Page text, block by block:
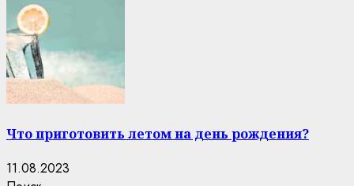
Что приготовить летом на день рождения?
11.08.2023